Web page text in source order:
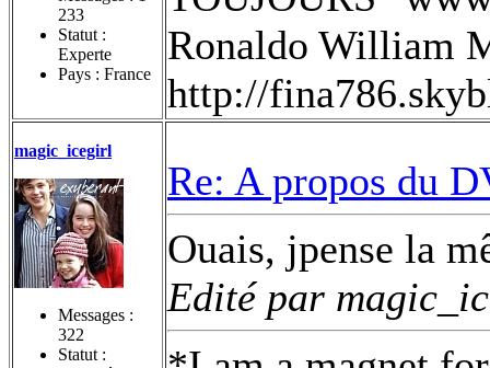
233
Statut :
Experte
Pays : France
Ronaldo William
http://
magic_icegirl
Messages :
322
Statut :
Re: A propos du
Ouais, jpense la
Edité par